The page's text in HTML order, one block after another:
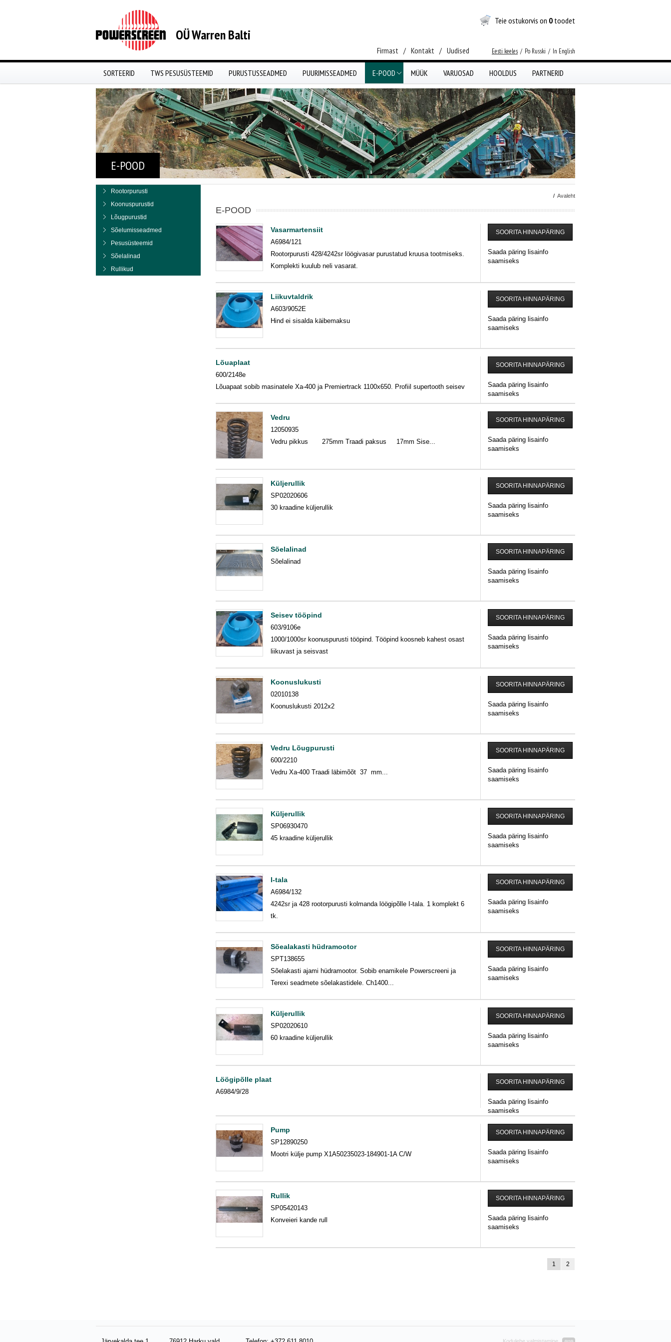
OÜ Warren Balti
Teie ostukorvis on 0 toodet
Firmast / Kontakt / Uudised Eesti keeles / Po Russki / In English
SORTEERID TWS PESUSÜSTEEMID PURUSTUSSEADMED PUURIMISSEADMED E-POOD MÜÜK VARUOSAD HOOLDUS PARTNERID
E-POOD
Rootorpurusti
Koonuspurustid
Lõugpurustid
Sõelumisseadmed
Pesusüsteemid
Sõelalinad
Rullikud
/ Avaleht
E-POOD
Vasarmartensiit
A6984/121
Rootorpurusti 428/4242sr löögivasar purustatud kruusa tootmiseks.
Komplekti kuulub neli vasarat.
SOORITA HINNAPÄRING
Saada päring lisainfo
saamiseks
Liikuvtaldrik
A603/9052E
Hind ei sisalda käibemaksu
SOORITA HINNAPÄRING
Saada päring lisainfo
saamiseks
Lõuaplaat
600/2148e
Lõuapaat sobib masinatele Xa-400 ja Premiertrack 1100x650. Profiil supertooth seisev
SOORITA HINNAPÄRING
Saada päring lisainfo
saamiseks
Vedru
12050935
Vedru pikkus 275mm Traadi paksus 17mm Sise...
SOORITA HINNAPÄRING
Saada päring lisainfo
saamiseks
Küljerullik
SP02020606
30 kraadine küljerullik
SOORITA HINNAPÄRING
Saada päring lisainfo
saamiseks
Sõelalinad
Sõelalinad
SOORITA HINNAPÄRING
Saada päring lisainfo
saamiseks
Seisev tööpind
603/9106e
1000/1000sr koonuspurusti tööpind. Tööpind koosneb kahest osast
liikuvast ja seisvast
SOORITA HINNAPÄRING
Saada päring lisainfo
saamiseks
Koonuslukusti
02010138
Koonuslukusti 2012x2
SOORITA HINNAPÄRING
Saada päring lisainfo
saamiseks
Vedru Lõugpurusti
600/2210
Vedru Xa-400 Traadi läbimõõt 37 mm...
SOORITA HINNAPÄRING
Saada päring lisainfo
saamiseks
Küljerullik
SP06930470
45 kraadine küljerullik
SOORITA HINNAPÄRING
Saada päring lisainfo
saamiseks
I-tala
A6984/132
4242sr ja 428 rootorpurusti kolmanda löögipõlle I-tala. 1 komplekt 6
tk.
SOORITA HINNAPÄRING
Saada päring lisainfo
saamiseks
Sõealakasti hüdramootor
SPT138655
Sõelakasti ajami hüdramootor. Sobib enamikele Powerscreeni ja
Terexi seadmete sõelakastidele. Ch1400...
SOORITA HINNAPÄRING
Saada päring lisainfo
saamiseks
Küljerullik
SP02020610
60 kraadine küljerullik
SOORITA HINNAPÄRING
Saada päring lisainfo
saamiseks
Löögipõlle plaat
A6984/9/28
SOORITA HINNAPÄRING
Saada päring lisainfo
saamiseks
Pump
SP12890250
Mootri külje pump X1A50235023-184901-1A C/W
SOORITA HINNAPÄRING
Saada päring lisainfo
saamiseks
Rullik
SP05420143
Konveieri kande rull
SOORITA HINNAPÄRING
Saada päring lisainfo
saamiseks
1 2